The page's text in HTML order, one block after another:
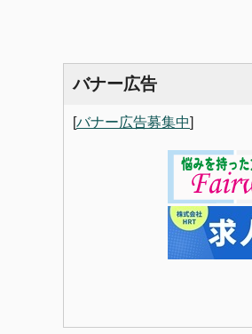
バナー広告
[バナー広告募集中]